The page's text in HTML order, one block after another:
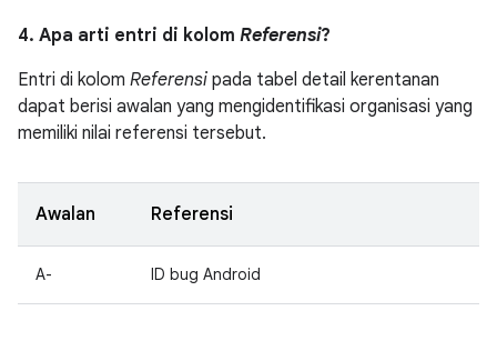
4. Apa arti entri di kolom Referensi?
Entri di kolom Referensi pada tabel detail kerentanan
dapat berisi awalan yang mengidentifikasi organisasi yang
memiliki nilai referensi tersebut.
Awalan Referensi
A- ID bug Android